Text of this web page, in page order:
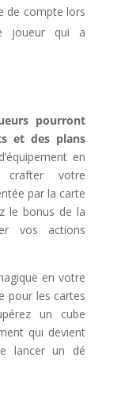
de compte lors
joueur qui a
pourront
et des plans
en
crafter votre
par la carte
le bonus de la
vos actions
en votre
pour les cartes
un cube
qui devient
lancer un dé